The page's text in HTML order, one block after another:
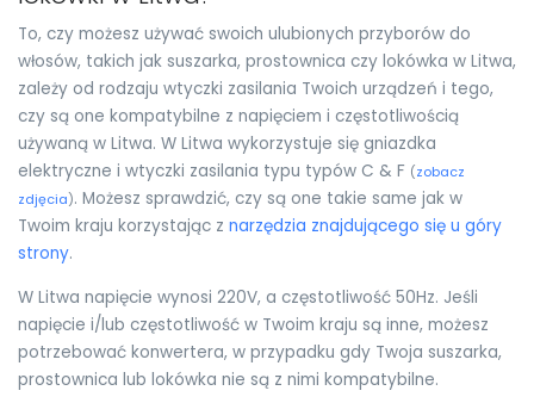
To, czy możesz używać swoich ulubionych przyborów do
włosów, takich jak suszarka, prostownica czy lokówka w Litwa,
zależy od rodzaju wtyczki zasilania Twoich urządzeń i tego,
czy są one kompatybilne z napięciem i częstotliwością
używaną w Litwa. W Litwa wykorzystuje się gniazdka
elektryczne i wtyczki zasilania typu typów C & F (zobacz
zdjęcia). Możesz sprawdzić, czy są one takie same jak w
Twoim kraju korzystając z narzędzia znajdującego się u góry
strony.
W Litwa napięcie wynosi 220V, a częstotliwość 50Hz. Jeśli
napięcie i/lub częstotliwość w Twoim kraju są inne, możesz
potrzebować konwertera, w przypadku gdy Twoja suszarka,
prostownica lub lokówka nie są z nimi kompatybilne.